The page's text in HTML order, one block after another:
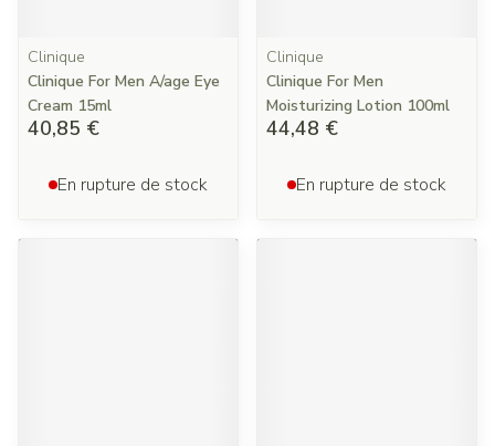
Clinique
Clinique For Men A/age Eye
Cream 15ml
40,85 €
En rupture de stock
Clinique
Clinique For Men
Moisturizing Lotion 100ml
44,48 €
En rupture de stock